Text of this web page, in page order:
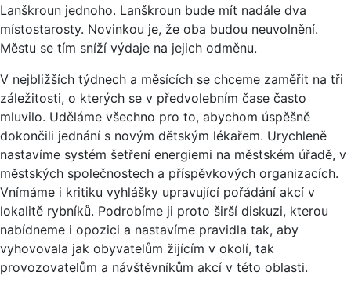
Lanškroun jednoho. Lanškroun bude mít nadále dva
místostarosty. Novinkou je, že oba budou neuvolnění.
Městu se tím sníží výdaje na jejich odměnu.
V nejbližších týdnech a měsících se chceme zaměřit na tři
záležitosti, o kterých se v předvolebním čase často
mluvilo. Uděláme všechno pro to, abychom úspěšně
dokončili jednání s novým dětským lékařem. Urychleně
nastavíme systém šetření energiemi na městském úřadě, v
městských společnostech a příspěvkových organizacích.
Vnímáme i kritiku vyhlášky upravující pořádání akcí v
lokalitě rybníků. Podrobíme ji proto širší diskuzi, kterou
nabídneme i opozici a nastavíme pravidla tak, aby
vyhovovala jak obyvatelům žijícím v okolí, tak
provozovatelům a návštěvníkům akcí v této oblasti.